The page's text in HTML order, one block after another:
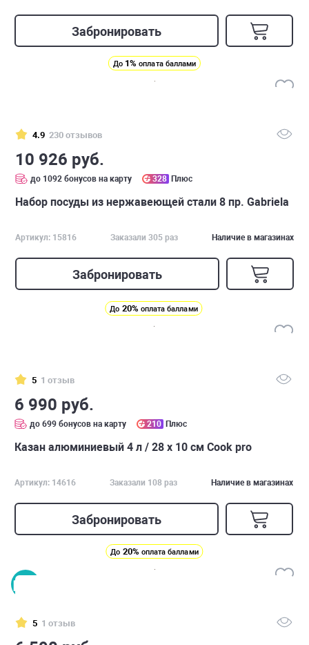
Забронировать
До 1% оплата баллами
4.9 230 отзывов
10 926 руб.
до 1092 бонусов на карту 328 Плюс
Набор посуды из нержавеющей стали 8 пр. Gabriela
Артикул: 15816 Заказали 305 раз Наличие в магазинах
Забронировать
До 20% оплата баллами
5 1 отзыв
6 990 руб.
до 699 бонусов на карту 210 Плюс
Казан алюминиевый 4 л / 28 x 10 см Cook pro
Артикул: 14616 Заказали 108 раз Наличие в магазинах
Забронировать
До 20% оплата баллами
5 1 отзыв